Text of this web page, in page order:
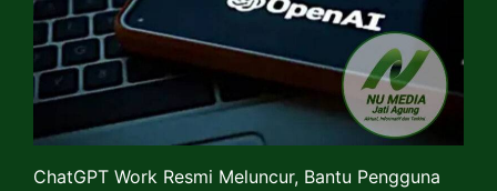
ChatGPT Work Resmi Meluncur, Bantu Pengguna